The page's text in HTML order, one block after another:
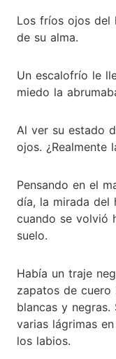
Los fríos ojos del
de su alma.
Un escalofrío le
miedo la
Al ver su estado
ojos. ¿Realmente
Pensando en el
día, la mirada del
cuando se volvió
suelo.
Había un traje
zapatos de
blancas y
varias lágrimas
los labios.